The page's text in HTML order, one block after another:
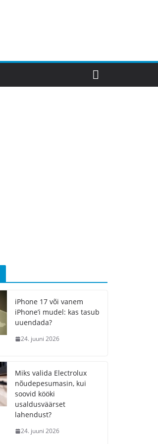
iPhone 17 või vanem
iPhone’i mudel: kas tasub
uuendada?
24. juuni 2026
Miks valida Electrolux
nõudepesumasin, kui
soovid kööki
usaldusväärset
lahendust?
24. juuni 2026